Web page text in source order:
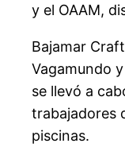
y el OAAM,
Bajamar
Vagamundo
se llevó a
trabajadores
piscinas.